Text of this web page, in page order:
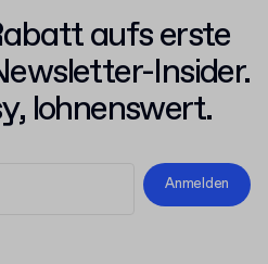
aufs erste
Insider.
lohnenswert.
Anmelden